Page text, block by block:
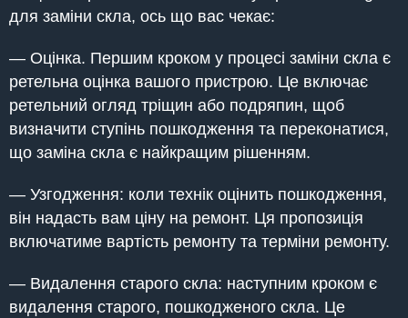
для заміни скла, ось що вас чекає:
— Оцінка. Першим кроком у процесі заміни скла є
ретельна оцінка вашого пристрою. Це включає
ретельний огляд тріщин або подряпин, щоб
визначити ступінь пошкодження та переконатися,
що заміна скла є найкращим рішенням.
— Узгодження: коли технік оцінить пошкодження,
він надасть вам ціну на ремонт. Ця пропозиція
включатиме вартість ремонту та терміни ремонту.
— Видалення старого скла: наступним кроком є
видалення старого, пошкодженого скла. Це